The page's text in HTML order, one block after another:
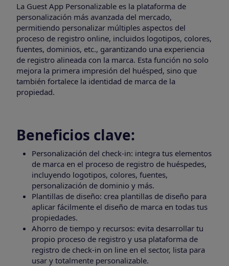
La Guest App Personalizable es la plataforma de
personalización más avanzada del mercado,
permitiendo personalizar múltiples aspectos del
proceso de registro online, incluidos logotipos, colores,
fuentes, dominios, etc., garantizando una experiencia
de registro alineada con la marca. Esta función no solo
mejora la primera impresión del huésped, sino que
también fortalece la identidad de marca de la
propiedad.
Beneficios clave:
Personalización del check-in: integra tus elementos
de marca en el proceso de registro de huéspedes,
incluyendo logotipos, colores, fuentes,
personalización de dominio y más.
Plantillas de diseño: crea plantillas de diseño para
aplicar fácilmente el diseño de marca en todas tus
propiedades.
Ahorro de tiempo y recursos: evita desarrollar tu
propio proceso de registro y usa plataforma de
registro de check-in on line en el sector, lista para
usar y totalmente personalizable.